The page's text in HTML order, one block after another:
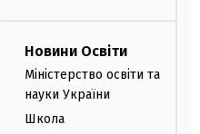
Новини Освіти
Міністерство освіти та
науки України
Школа